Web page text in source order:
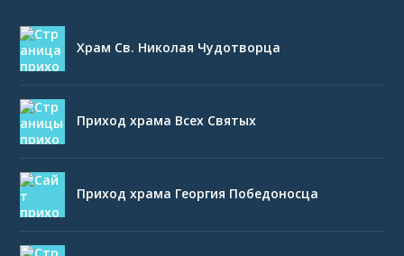
Храм Св. Николая Чудотворца
Приход храма Всех Святых
Приход храма Георгия Победоносца